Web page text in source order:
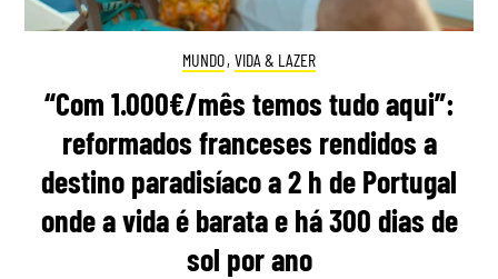
MUNDO, VIDA & LAZER
“Com 1.000€/mês temos tudo aqui”:
reformados franceses rendidos a
destino paradisíaco a 2 h de Portugal
onde a vida é barata e há 300 dias de
sol por ano